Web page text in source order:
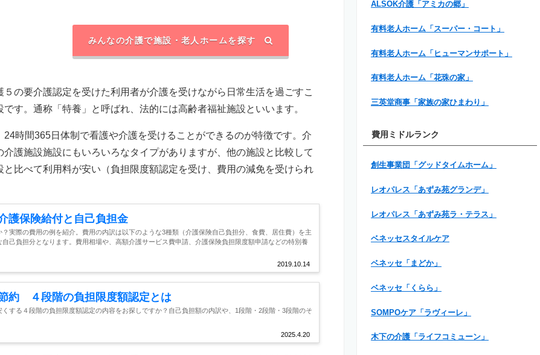
みんなの介護で施設・老人ホームを探す
の要介護認定を受けた利用者が介護を受けながら日常生活を過ごすこ
す。通称「特養」と呼ばれ、法的には高齢者福祉施設といいます。
時間365日体制で看護や介護を受けることができるのが特徴です。介
護施設施設にもいろいろなタイプがありますが、他の施設と比較して
比べて利用料が安い（負担限度額認定を受け、費用の減免を受けられ
護保険給付と自己負担金
2019.10.14
実際の費用の例を紹介。費用の内訳は以下のような3種類（介護保険自己負担分、食費、居住費）を主
己負担分となります。費用相場や、高額介護サービス費申請、介護保険負担限度額申請などの特別養
約 ４段階の負担限度額認定とは
2025.4.20
する４段階の負担限度額認定の内容をお探しですか？自己負担額の内訳や、1段階・2段階・3段階のそ
ALSOK介護「アミカの郷」
有料老人ホーム「スーパー・コート」
有料老人ホーム「ヒューマンサポート」
有料老人ホーム「花珠の家」
三英堂商事「家族の家ひまわり」
費用ミドルランク
創生事業団「グッドタイムホーム」
レオパレス「あずみ苑グランデ」
レオパレス「あずみ苑ラ・テラス」
ベネッセスタイルケア
ベネッセ「まどか」
ベネッセ「くらら」
SOMPOケア「ラヴィーレ」
木下の介護「ライフコミューン」